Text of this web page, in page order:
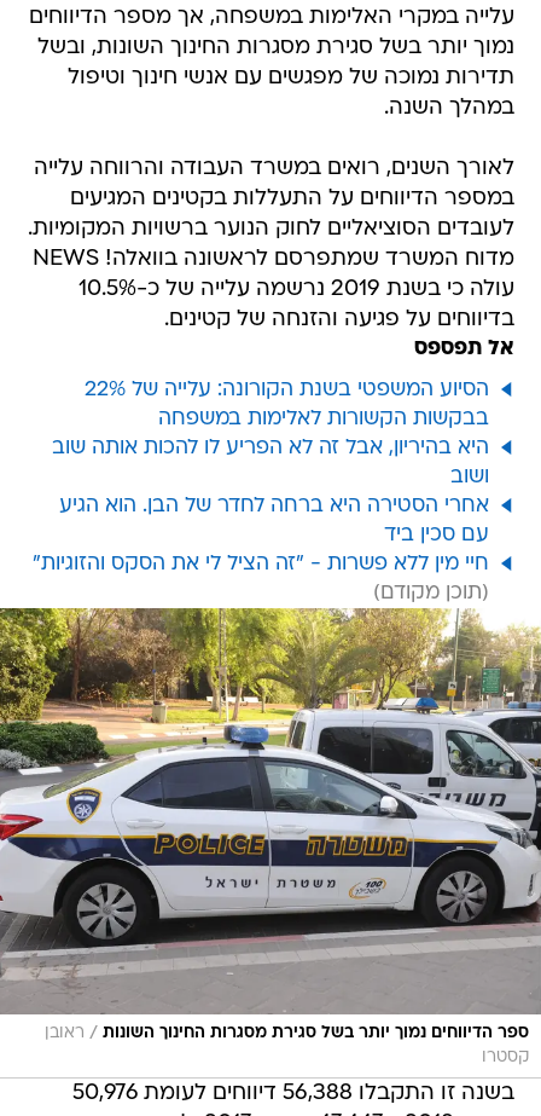
עלייה במקרי האלימות במשפחה, אך מספר הדיווחים
נמוך יותר בשל סגירת מסגרות החינוך השונות, ובשל
תדירות נמוכה של מפגשים עם אנשי חינוך וטיפול
במהלך השנה.
לאורך השנים, רואים במשרד העבודה והרווחה עלייה
במספר הדיווחים על התעללות בקטינים המגיעים
לעובדים הסוציאליים לחוק הנוער ברשויות המקומיות.
מדוח המשרד שמתפרסם לראשונה בוואלה! NEWS
עולה כי בשנת 2019 נרשמה עלייה של כ-10.5%
בדיווחים על פגיעה והזנחה של קטינים.
אל תפספס
הסיוע המשפטי בשנת הקורונה: עלייה של 22%
בבקשות הקשורות לאלימות במשפחה
היא בהיריון, אבל זה לא הפריע לו להכות אותה שוב
ושוב
אחרי הסטירה היא ברחה לחדר של הבן. הוא הגיע
עם סכין ביד
חיי מין ללא פשרות - "זה הציל לי את הסקס והזוגיות"
ספר הדיווחים נמוך יותר בשל סגירת מסגרות החינוך השונות / ראובן
קסטרו
בשנה זו התקבלו 56,388 דיווחים לעומת 50,976